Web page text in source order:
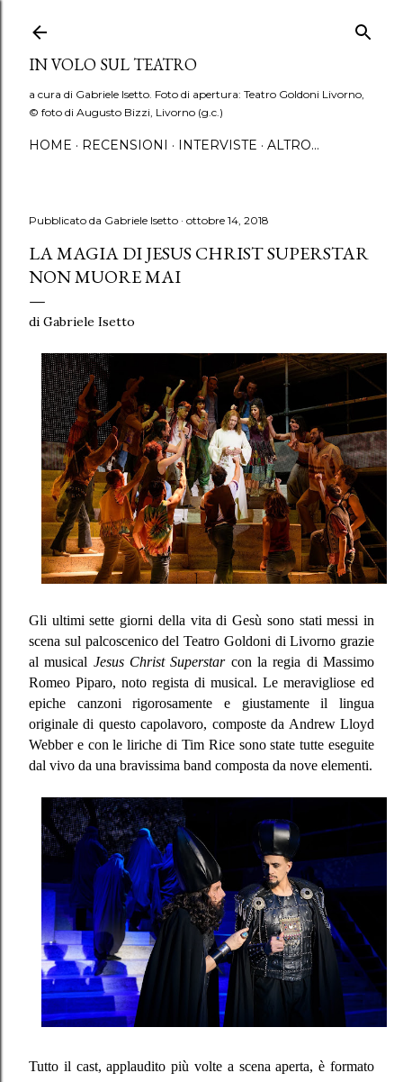
IN VOLO SUL TEATRO
a cura di Gabriele Isetto. Foto di apertura: Teatro Goldoni Livorno,
© foto di Augusto Bizzi, Livorno (g.c.)
HOME RECENSIONI INTERVISTE ALTRO…
Pubblicato da Gabriele Isetto ottobre 14, 2018
LA MAGIA DI JESUS CHRIST SUPERSTAR
NON MUORE MAI
di Gabriele Isetto
Gli ultimi sette giorni della vita di Gesù sono stati messi in
scena sul palcoscenico del Teatro Goldoni di Livorno grazie
al musical Jesus Christ Superstar con la regia di Massimo
Romeo Piparo, noto regista di musical. Le meravigliose ed
epiche canzoni rigorosamente e giustamente il lingua
originale di questo capolavoro, composte da Andrew Lloyd
Webber e con le liriche di Tim Rice sono state tutte eseguite
dal vivo da una bravissima band composta da nove elementi.
Tutto il cast, applaudito più volte a scena aperta, è formato